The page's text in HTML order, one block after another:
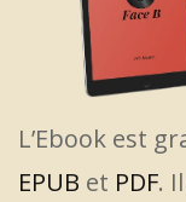
L’Ebook est
EPUB et PDF.